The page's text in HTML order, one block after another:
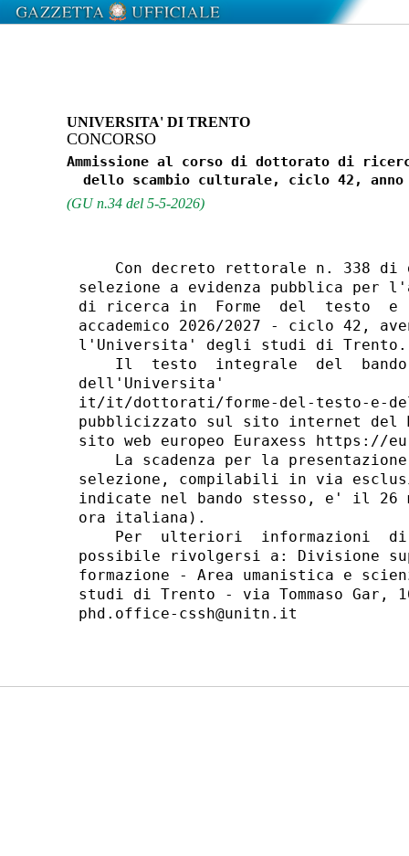
UNIVERSITA' DI TRENTO
CONCORSO
Ammissione al corso di dottorato di
(GU n.34 del 5-5-2026)
Con decreto rettorale n. 338 di
selezione a evidenza pubblica per
di ricerca in  Forme  del  testo  e
accademico 2026/2027 - ciclo 42,
l'Universita' degli studi di
Il  testo  integrale  del
dell'Universita'
it/it/dottorati/forme-del-testo-e-
pubblicizzato sul sito internet del
sito web europeo Euraxess https://
La scadenza per la
selezione, compilabili in via
indicate nel bando stesso, e' il 26
ora italiana).
Per  ulteriori  informazioni
possibile rivolgersi a: Divisione
formazione - Area umanistica e
studi di Trento - via Tommaso
phd.office-cssh@unitn.it